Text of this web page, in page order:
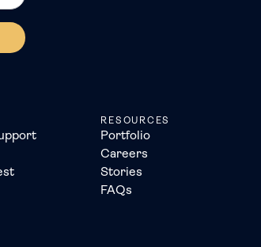
RESOURCES
Portfolio
Careers
Stories
FAQs